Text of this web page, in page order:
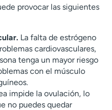
provocar las siguientes
La falta de estrógeno
cardiovasculares,
tenga un mayor riesgo
con el músculo
impide la ovulación, lo
no puedes quedar